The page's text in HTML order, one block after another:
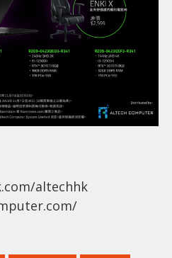
altechhk